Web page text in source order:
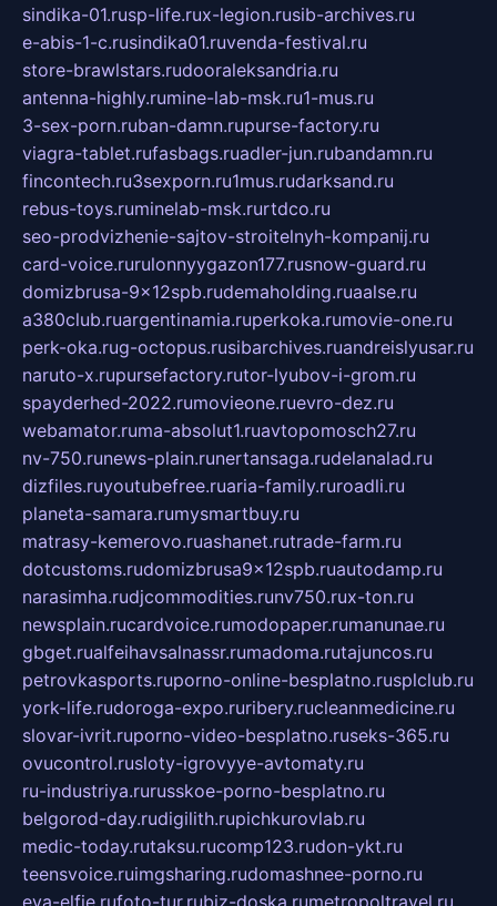
sindika-01.rusp-life.rux-legion.rusib-archives.ru
e-abis-1-c.rusindika01.ruvenda-festival.ru
store-brawlstars.rudooraleksandria.ru
antenna-highly.rumine-lab-msk.ru1-mus.ru
3-sex-porn.ruban-damn.rupurse-factory.ru
viagra-tablet.rufasbags.ruadler-jun.rubandamn.ru
fincontech.ru3sexporn.ru1mus.rudarksand.ru
rebus-toys.ruminelab-msk.rurtdco.ru
seo-prodvizhenie-sajtov-stroitelnyh-kompanij.ru
card-voice.rurulonnyygazon177.rusnow-guard.ru
domizbrusa-9x12spb.rudemaholding.ruaalse.ru
a380club.ruargentinamia.ruperkoka.rumovie-one.ru
perk-oka.rug-octopus.rusibarchives.ruandreislyusar.ru
naruto-x.rupursefactory.rutor-lyubov-i-grom.ru
spayderhed-2022.rumovieone.ruevro-dez.ru
webamator.ruma-absolut1.ruavtopomosch27.ru
nv-750.runews-plain.runertansaga.rudelanalad.ru
dizfiles.ruyoutubefree.ruaria-family.ruroadli.ru
planeta-samara.rumysmartbuy.ru
matrasy-kemerovo.ruashanet.rutrade-farm.ru
dotcustoms.rudomizbrusa9x12spb.ruautodamp.ru
narasimha.rudjcommodities.runv750.rux-ton.ru
newsplain.rucardvoice.rumodopaper.rumanunae.ru
gbget.rualfeihavsalnassr.rumadoma.rutajuncos.ru
petrovkasports.ruporno-online-besplatno.rusplclub.ru
york-life.rudoroga-expo.ruribery.rucleanmedicine.ru
slovar-ivrit.ruporno-video-besplatno.ruseks-365.ru
ovucontrol.rusloty-igrovyye-avtomaty.ru
ru-industriya.rurusskoe-porno-besplatno.ru
belgorod-day.rudigilith.rupichkurovlab.ru
medic-today.rutaksu.rucomp123.rudon-ykt.ru
teensvoice.ruimgsharing.rudomashnee-porno.ru
eva-elfie.rufoto-tur.rubiz-doska.rumetropoltravel.ru